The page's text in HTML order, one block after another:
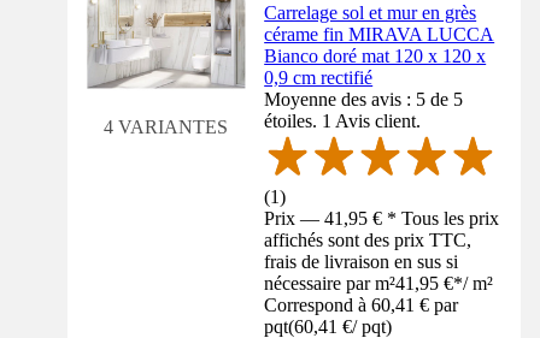
4 VARIANTES
Carrelage sol et mur en grès
cérame fin MIRAVA LUCCA
Bianco doré mat 120 x 120 x
0,9 cm rectifié
Moyenne des avis : 5 de 5
étoiles. 1 Avis client.
(1)
Prix — 41,95 € * Tous les prix
affichés sont des prix TTC,
frais de livraison en sus si
nécessaire par m²41,95 €*/ m²
Correspond à 60,41 € par
pqt(60,41 €/ pqt)